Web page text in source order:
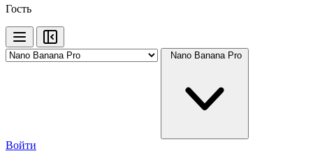
Гость
Nano Banana Pro
Войти